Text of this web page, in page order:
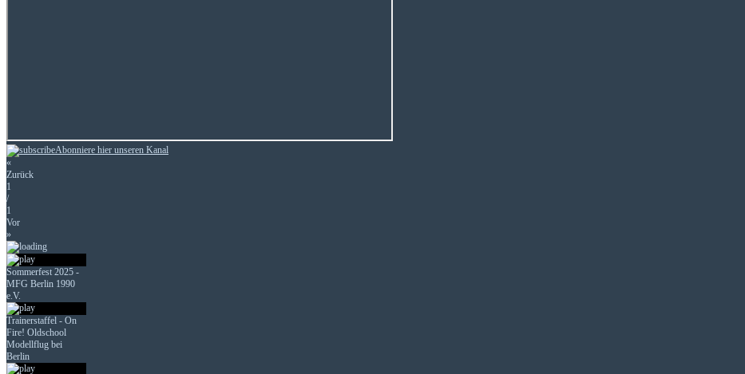
Abonniere hier unseren Kanal
«
Zurück
1
/
1
Vor
»
Sommerfest 2025 -
MFG Berlin 1990
e.V.
Trainerstaffel - On
Fire! Oldschool
Modellflug bei
Berlin